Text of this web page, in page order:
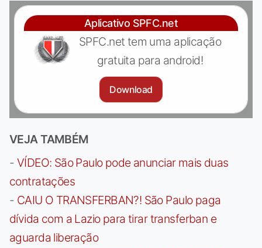
Aplicativo SPFC.net
SPFC.net tem uma aplicação
gratuita para android!
Download
VEJA TAMBÉM
- VÍDEO: São Paulo pode anunciar mais duas
contratações
- CAIU O TRANSFERBAN?! São Paulo paga
dívida com a Lazio para tirar transferban e
aguarda liberação